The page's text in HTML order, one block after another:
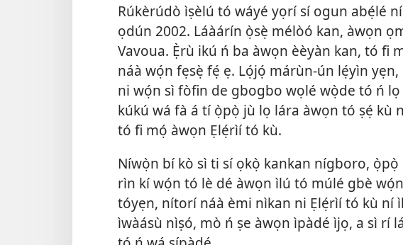
Rúkèrúdò ìṣèlú tó wáyé yọrí sí ogun abẹ́lé
ọdún 2002. Láàárín ọ̀sẹ̀ mélòó kan, àwọn
Vavoua. Ẹ̀rù ikú ń ba àwọn èèyàn kan, tó fi
náà wọ́n fẹsẹ̀ fẹ́ ẹ. Lọ́jọ́ márùn-ún lẹ́yìn
ni wọ́n sì fòfin de gbogbo wọlé wọ̀de tó ń
kúkú wá fà á tí ọ̀pọ̀ jù lọ lára àwọn tó ṣẹ́ kù
tó fi mọ́ àwọn Ẹlẹ́rìí tó kù.
Níwọ̀n bí kò sì ti sí ọkọ̀ kankan nígboro,
rìn kí wọ́n tó lè dé àwọn ìlú tó múlé gbè
tóyẹn, nítorí náà èmi nìkan ni Ẹlẹ́rìí tó kù ní
ìwàásù nìṣó, mò ń ṣe àwọn ìpàdé ìjọ, a sì rí